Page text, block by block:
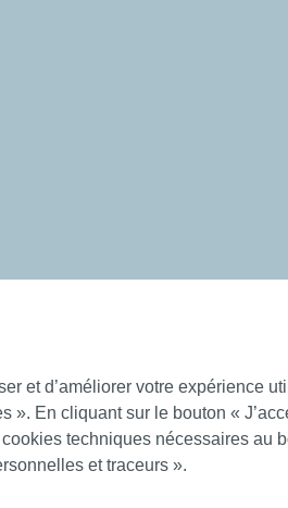
Documentation
News
Hutchinson.com
et d’améliorer votre expérience
En cliquant sur le bouton «
techniques nécessaires au
et traceurs ».